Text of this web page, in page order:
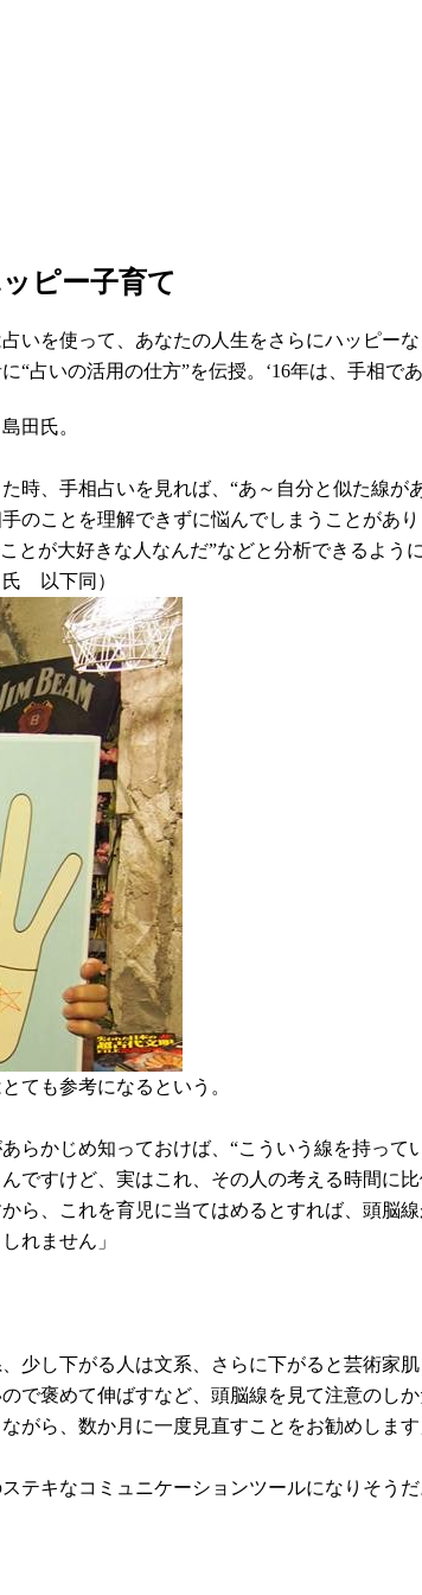
ピー子育て
を使って、あなたの人生をさらにハッピー
占いの活用の仕方”を伝授。‘16年は、手相で
田氏。
時、手相占いを見れば、“あ～自分と似た線
のことを理解できずに悩んでしまうことがあ
とが大好きな人なんだ”などと分析できるよ
氏 以下同）
ても参考になるという。
らかじめ知っておけば、“こういう線を持っ
ですけど、実はこれ、その人の考える時間に
ら、これを育児に当てはめるとすれば、頭脳
れません」
少し下がる人は文系、さらに下がると芸術
で褒めて伸ばすなど、頭脳線を見て注意の
がら、数か月に一度見直すことをお勧めします
キなコミュニケーションツールになりそうだ